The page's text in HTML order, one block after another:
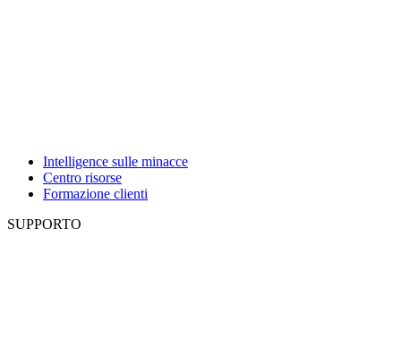
Intelligence sulle minacce
Centro risorse
Formazione clienti
SUPPORTO